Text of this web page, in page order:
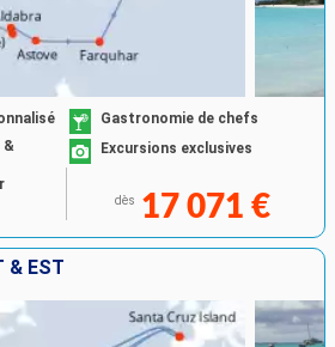
Gastronomie de chefs
&
Excursions exclusives
dès 17 071 €
& EST